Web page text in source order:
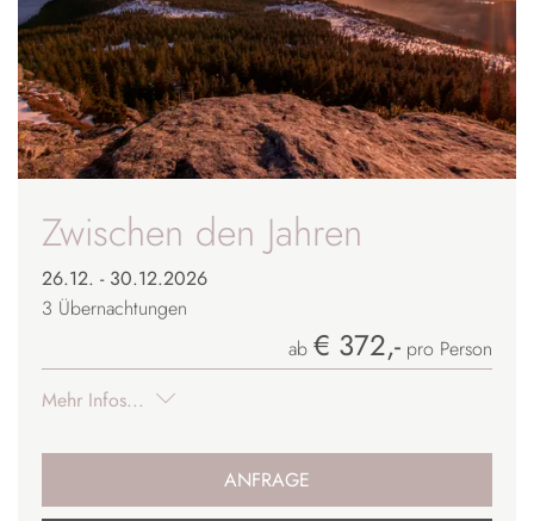
Zwischen den Jahren
26.12. - 30.12.2026
3 Übernachtungen
ab € 372,- pro Person
Mehr Infos...
ANFRAGE